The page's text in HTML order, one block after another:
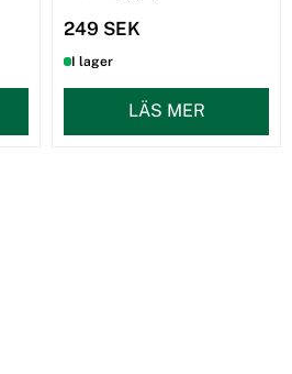
249 SEK
I lager
LÄS MER